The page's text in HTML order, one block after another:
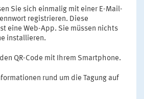
Sie sich einmalig mit einer E-Mail-
registrieren. Diese
eine Web-App. Sie müssen nichts
installieren.
QR-Code mit Ihrem Smartphone.
rund um die Tagung auf